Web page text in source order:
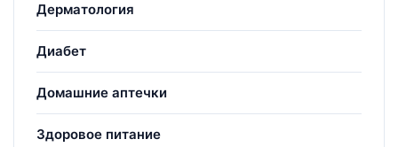
Дерматология
Диабет
Домашние аптечки
Здоровое питание